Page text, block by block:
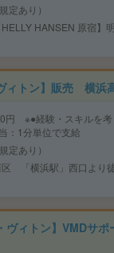
定あり）
HANSEN 原宿】明
ィトン】販売 横浜
円 ※●経験・スキルを考
：1分単位で支給
定あり）
区 「横浜駅」西口より
ヴィトン】VMDサ